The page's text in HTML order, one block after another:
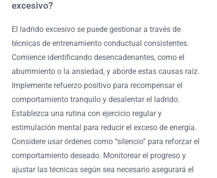
excesivo?
El ladrido excesivo se puede gestionar a través de
técnicas de entrenamiento conductual consistentes.
Comience identificando desencadenantes, como el
aburrimiento o la ansiedad, y aborde estas causas raíz.
Implemente refuerzo positivo para recompensar el
comportamiento tranquilo y desalentar el ladrido.
Establezca una rutina con ejercicio regular y
estimulación mental para reducir el exceso de energía.
Considere usar órdenes como “silencio” para reforzar el
comportamiento deseado. Monitorear el progreso y
ajustar las técnicas según sea necesario asegurará el